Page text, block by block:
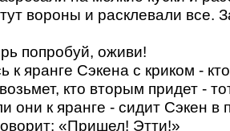
вороны и расклевали все.
попробуй, оживи!
к яранге Сэкена с криком -
кто вторым придет -
они к яранге - сидит Сэкен в
«Пришел! Этти!»